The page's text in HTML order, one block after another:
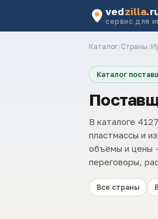
vedzilla
сервис для
Каталог/Страны/
Каталог
В каталоге
пластмассы и
объёмы и цены
переговоры,
Все страны